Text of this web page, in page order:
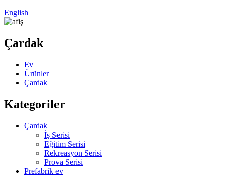
English
Çardak
Ev
Ürünler
Çardak
Kategoriler
Çardak
İş Serisi
Eğitim Serisi
Rekreasyon Serisi
Prova Serisi
Prefabrik ev